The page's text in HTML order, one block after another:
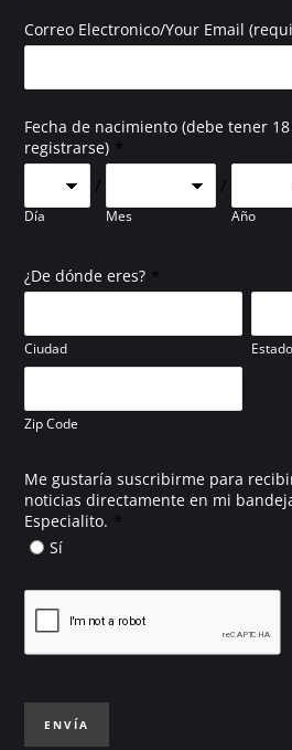
Correo Electronico/Your Email
Fecha de nacimiento (debe tener
registrarse) *
Día
/
Mes
/
Año
¿De dónde eres? *
Ciudad Estado
Zip Code
Me gustaría suscribirme para
noticias directamente en mi
Especialito. *
Sí
ENVÍA